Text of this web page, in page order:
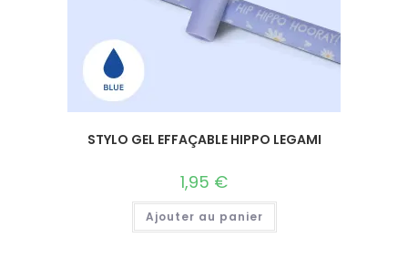
STYLO GEL EFFAÇABLE HIPPO LEGAMI
1,95 €
Ajouter au panier